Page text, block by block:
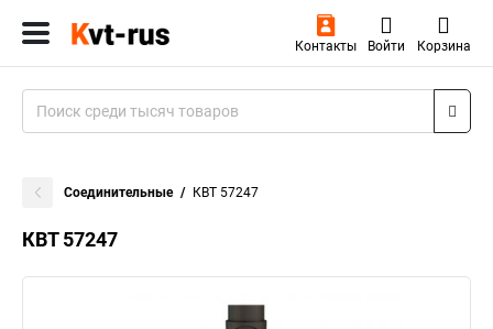
Контакты Войти Корзина
Соединительные КВТ 57247
КВТ 57247